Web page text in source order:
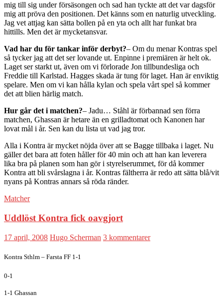
mig till sig under försäsongen och sad han tyckte att det var dagsför
mig att pröva den positionen. Det känns som en naturlig utveckling.
Jag vet attjag kan sätta bollen på en yta och allt har funkat bra
hittills. Men det är mycketansvar.
Vad har du för tankar inför derbyt?– Om du menar Kontras spel
så tycker jag att det ser lovande ut. Enpinne i premiären är helt ok.
Laget ser starkt ut, även om vi förlorade Jon tillbundesliga och
Freddie till Karlstad. Hagges skada är tung för laget. Han är enviktig
spelare. Men om vi kan hålla kylan och spela vårt spel så kommer
det att blien härlig match.
Hur går det i matchen?– Jadu… Ståhl är förbannad sen förra
matchen, Ghassan är hetare än en grilladtomat och Kanonen har
lovat mål i år. Sen kan du lista ut vad jag tror.
Alla i Kontra är mycket nöjda över att se Bagge tillbaka i laget. Nu
gäller det bara att foten håller för 40 min och att han kan leverera
lika bra på planen som han gör i styrelserummet, för då kommer
Kontra att bli svårslagna i år. Kontras fältherra är redo att sätta blå/vit
nyans på Kontras annars så röda ränder.
Matcher
Uddlöst Kontra fick oavgjort
17 april, 2008 Hugo Scherman 3 kommentarer
Kontra Sthlm – Farsta FF 1-1
0-1
1-1 Ghassan